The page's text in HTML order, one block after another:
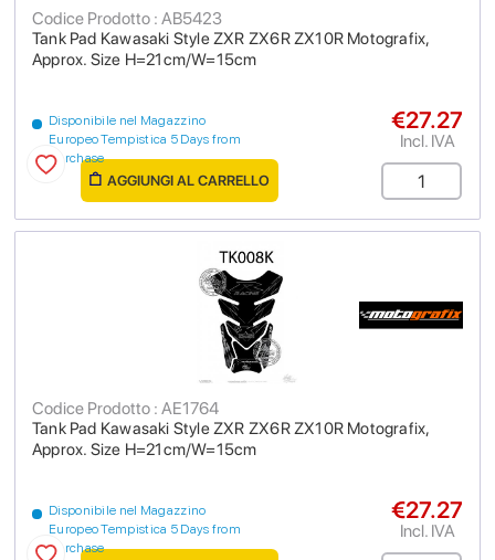
Tank Pad Kawasaki Style ZXR ZX6R ZX10R Motografix,
Approx. Size H=21cm/W=15cm
Codice Prodotto : AB5423
Disponibile nel Magazzino
Europeo Tempistica 5 Days from
purchase
€27.27
Incl. IVA
AGGIUNGI AL CARRELLO
Tank Pad Kawasaki Style ZXR ZX6R ZX10R Motografix,
Approx. Size H=21cm/W=15cm
Codice Prodotto : AE1764
Disponibile nel Magazzino
Europeo Tempistica 5 Days from
purchase
€27.27
Incl. IVA